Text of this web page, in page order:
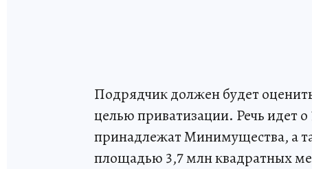
Подрядчик должен будет
целью приватизации. Речь идет
принадлежат Минимущества, а
площадью 3,7 млн квадратных